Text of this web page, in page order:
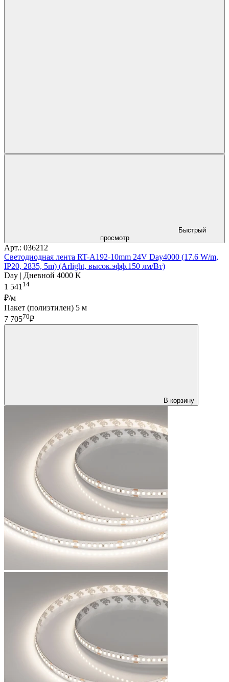
Быстрый
просмотр
Арт.: 036212
Светодиодная лента RT-A192-10mm 24V Day4000 (17.6 W/m,
IP20, 2835, 5m) (Arlight, высок.эфф.150 лм/Вт)
Day | Дневной 4000 K
1 54114
₽/м
Пакет (полиэтилен) 5 м
7 70570₽
В корзину